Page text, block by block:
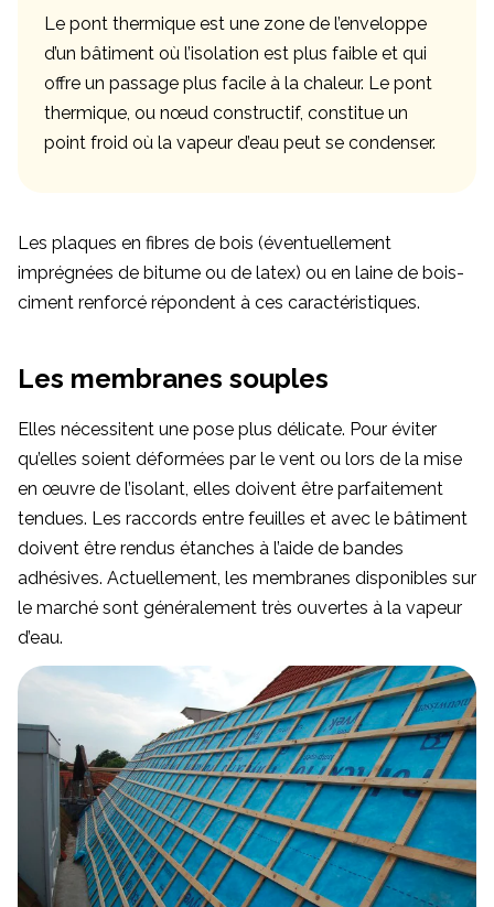
Le pont thermique est une zone de l’enveloppe
d’un bâtiment où l’isolation est plus faible et qui
offre un passage plus facile à la chaleur. Le pont
thermique, ou nœud constructif, constitue un
point froid où la vapeur d’eau peut se condenser.
Les plaques en fibres de bois (éventuellement
imprégnées de bitume ou de latex) ou en laine de bois-
ciment renforcé répondent à ces caractéristiques.
Les membranes souples
Elles nécessitent une pose plus délicate. Pour éviter
qu’elles soient déformées par le vent ou lors de la mise
en œuvre de l’isolant, elles doivent être parfaitement
tendues. Les raccords entre feuilles et avec le bâtiment
doivent être rendus étanches à l’aide de bandes
adhésives. Actuellement, les membranes disponibles sur
le marché sont généralement très ouvertes à la vapeur
d’eau.